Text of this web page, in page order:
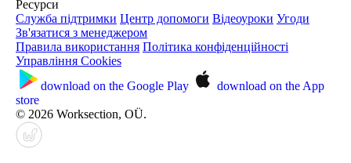
Ресурси
Служба підтримки Центр допомоги Відеоуроки Угоди
Зв'язатися з менеджером
Правила використання Політика конфіденційності
Управління Cookies
download on the Google Play download on the App
store
© 2026 Worksection, OÜ.